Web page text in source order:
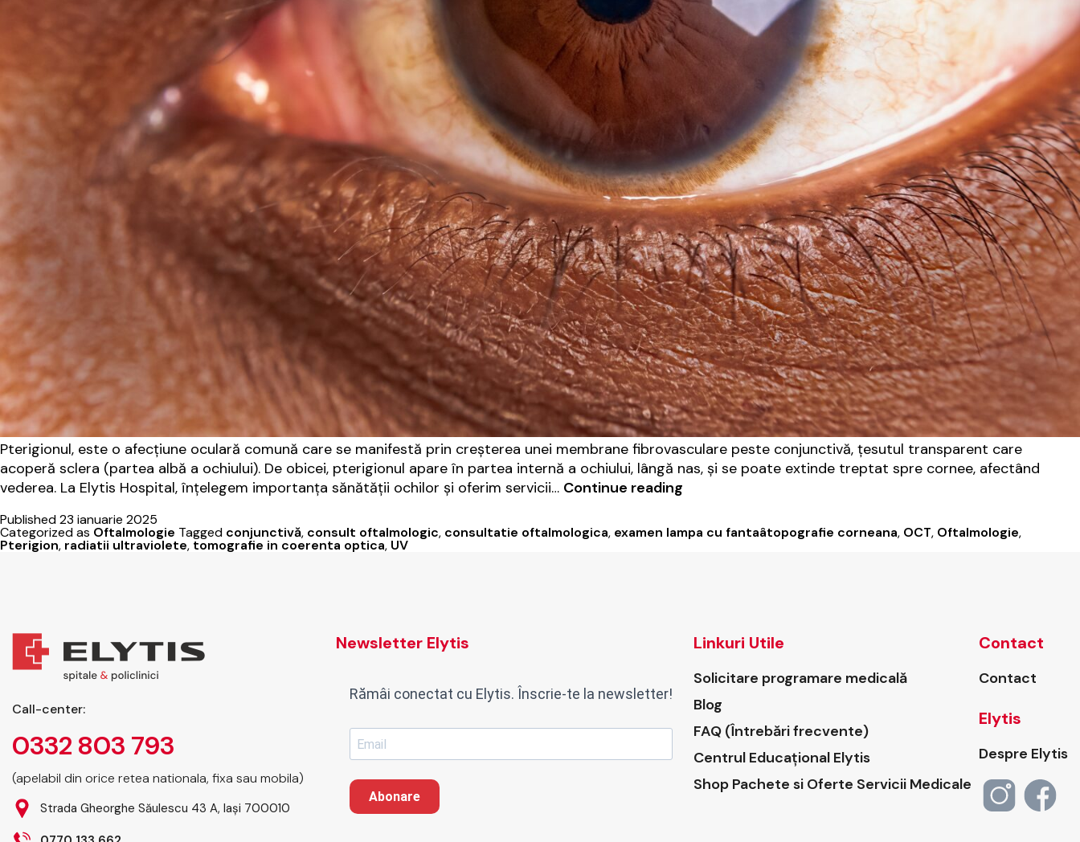
Pterigionul, este o afecțiune oculară comună care se manifestă prin creșterea unei membrane fibrovasculare peste conjunctivă, țesutul transparent care
acoperă sclera (partea albă a ochiului). De obicei, pterigionul apare în partea internă a ochiului, lângă nas, și se poate extinde treptat spre cornee, afectând
vederea. La Elytis Hospital, înțelegem importanța sănătății ochilor și oferim servicii… Continue reading
simptome
și
Published23 ianuarie 2025
Categorized as Oftalmologie Tagged conjunctivă, consult oftalmologic, consultatie oftalmologica, examen lampa cu fantaâtopografie corneana, OCT, Oftalmologie,
Pterigion, radiatii ultraviolete, tomografie in coerenta optica, UV
Call-center:
0332 803 793
(apelabil din orice retea nationala, fixa sau mobila)
Strada Gheorghe Săulescu 43 A, Iași 700010
Newsletter Elytis
Rămâi conectat cu Elytis. Înscrie-te la newsletter!
Abonare
Linkuri Utile
Solicitare programare medicală
Blog
FAQ (Întrebări frecvente)
Centrul Educațional Elytis
Shop Pachete si Oferte Servicii Medicale
Contact
Contact
Elytis
Despre Elytis